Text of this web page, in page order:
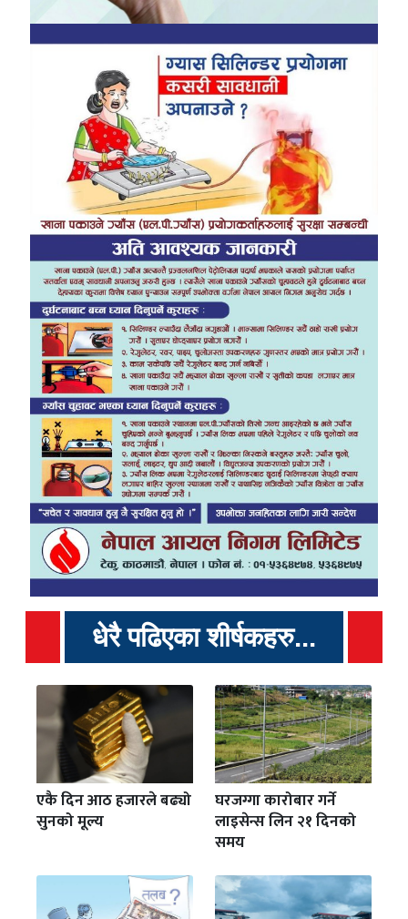
धेरै पढिएका शीर्षकहरु...
एकै दिन आठ हजारले बढ्यो
सुनको मूल्य
घरजग्गा कारोबार गर्ने
लाइसेन्स लिन २१ दिनको
समय